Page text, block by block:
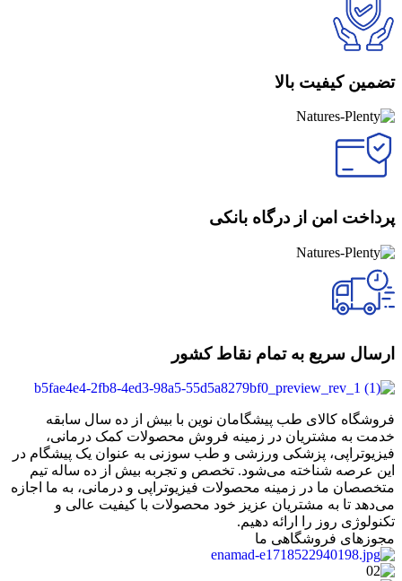
تضمین کیفیت بالا
پرداخت امن از درگاه بانکی
ارسال سریع به تمام نقاط کشور
فروشگاه کالای طب پیشگامان نوین با بیش از ده سال سابقه
خدمت به مشتریان در زمینه فروش محصولات کمک درمانی،
فیزیوتراپی، پزشکی ورزشی و طب سوزنی به عنوان یک پیشگام در
این عرصه شناخته می‌شود. تخصص و تجربه بیش از ده ساله تیم
متخصصان ما در زمینه محصولات فیزیوتراپی و درمانی، به ما اجازه
می‌دهد تا به مشتریان عزیز خود محصولات با کیفیت عالی و
تکنولوژی روز را ارائه دهیم.
مجوزهای فروشگاهی ما